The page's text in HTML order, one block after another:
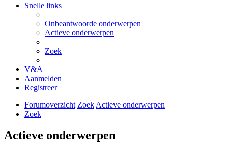
Snelle links
Onbeantwoorde onderwerpen
Actieve onderwerpen
Zoek
V&A
Aanmelden
Registreer
Forumoverzicht ZoekActieve onderwerpen
Zoek
Actieve onderwerpen